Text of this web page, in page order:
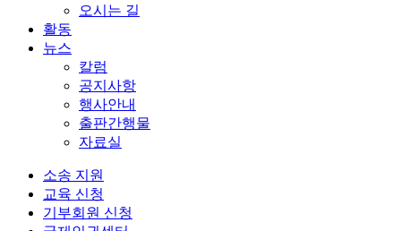
오시는 길
활동
뉴스
칼럼
공지사항
행사안내
출판간행물
자료실
소송 지원
교육 신청
기부회원 신청